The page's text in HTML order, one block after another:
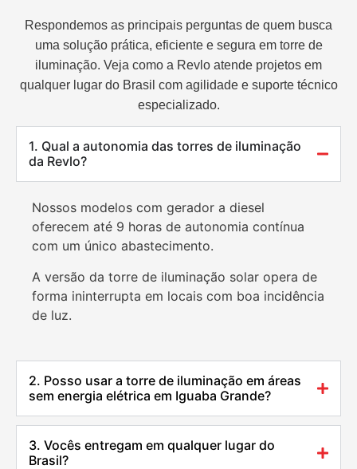
Respondemos as principais perguntas de quem busca
uma solução prática, eficiente e segura em torre de
iluminação. Veja como a Revlo atende projetos em
qualquer lugar do Brasil com agilidade e suporte técnico
especializado.
1. Qual a autonomia das torres de iluminação
da Revlo?
Nossos modelos com gerador a diesel
oferecem até 9 horas de autonomia contínua
com um único abastecimento.
A versão da torre de iluminação solar opera de
forma ininterrupta em locais com boa incidência
de luz.
2. Posso usar a torre de iluminação em áreas
sem energia elétrica em Iguaba Grande?
3. Vocês entregam em qualquer lugar do
Brasil?